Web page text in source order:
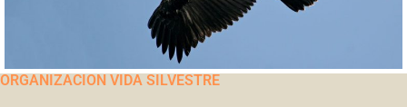
ORGANIZACIÓN VIDA SILVESTRE